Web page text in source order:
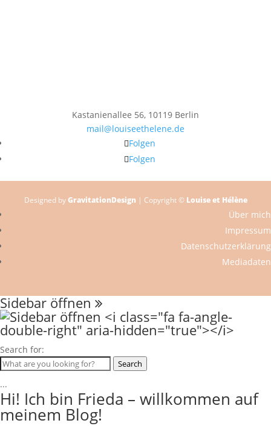
Kastanienallee 56, 10119 Berlin
mail@louiseethelene.de
Folgen
Folgen
Designed byGravitationDesign | Copyright © Louise et Hélène
Über mich
Impressum
Datenschutzerklärung
Mediadaten
Sidebar öffnen
Search for:
Search
...
Hi! Ich bin Frieda – willkommen auf
meinem Blog!